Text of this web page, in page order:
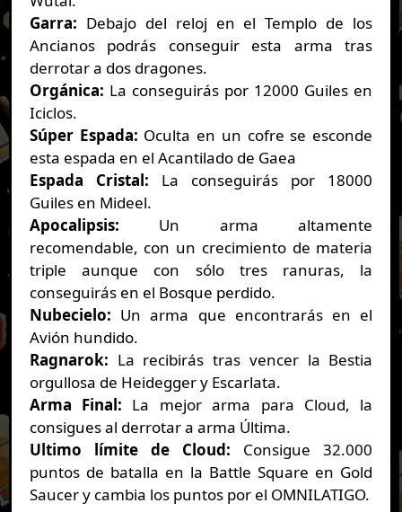
Garra: Debajo del reloj en el Templo de los
Ancianos podrás conseguir esta arma tras
derrotar a dos dragones.
Orgánica: La conseguirás por 12000 Guiles en
Iciclos.
Súper Espada: Oculta en un cofre se esconde
esta espada en el Acantilado de Gaea
Espada Cristal: La conseguirás por 18000
Guiles en Mideel.
Apocalipsis: Un arma altamente
recomendable, con un crecimiento de materia
triple aunque con sólo tres ranuras, la
conseguirás en el Bosque perdido.
Nubecielo: Un arma que encontrarás en el
Avión hundido.
Ragnarok: La recibirás tras vencer la Bestia
orgullosa de Heidegger y Escarlata.
Arma Final: La mejor arma para Cloud, la
consigues al derrotar a arma Última.
Ultimo límite de Cloud: Consigue 32.000
puntos de batalla en la Battle Square en Gold
Saucer y cambia los puntos por el OMNILATIGO.